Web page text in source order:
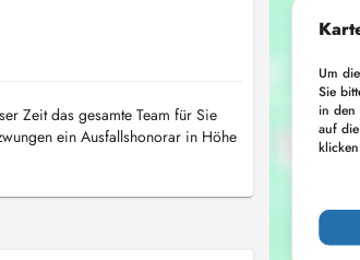
Zeit das gesamte Team für Sie
ein Ausfallshonorar in Höhe
Um
Sie
in den
auf
klicken